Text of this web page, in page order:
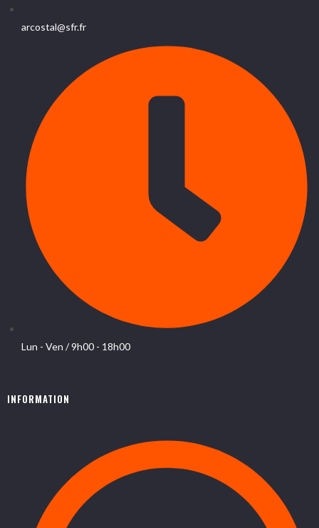
arcostal@sfr.fr
Lun - Ven / 9h00 - 18h00
INFORMATION